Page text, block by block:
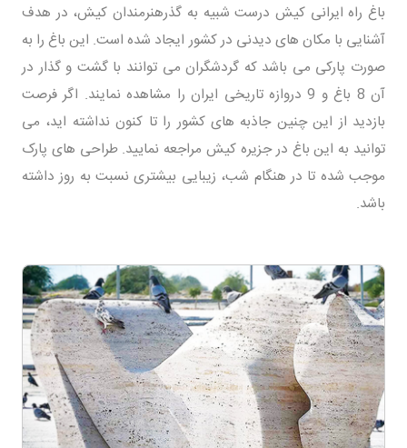
باغ راه ایرانی کیش درست شبیه به گذرهنرمندان کیش، در هدف
آشنایی با مکان های دیدنی در کشور ایجاد شده است. این باغ را به
صورت پارکی می باشد که گردشگران می توانند با گشت و گذار در
آن 8 باغ و 9 دروازه تاریخی ایران را مشاهده نمایند. اگر فرصت
بازدید از این چنین جاذبه های کشور را تا کنون نداشته اید، می
توانید به این باغ در جزیره کیش مراجعه نمایید. طراحی های پارک
موجب شده تا در هنگام شب، زیبایی بیشتری نسبت به روز داشته
باشد.